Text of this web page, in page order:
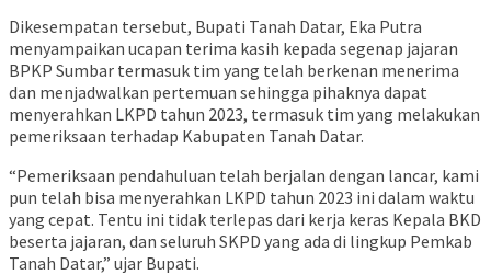
Dikesempatan tersebut, Bupati Tanah Datar, Eka Putra
menyampaikan ucapan terima kasih kepada segenap jajaran
BPKP Sumbar termasuk tim yang telah berkenan menerima
dan menjadwalkan pertemuan sehingga pihaknya dapat
menyerahkan LKPD tahun 2023, termasuk tim yang melakukan
pemeriksaan terhadap Kabupaten Tanah Datar.
“Pemeriksaan pendahuluan telah berjalan dengan lancar, kami
pun telah bisa menyerahkan LKPD tahun 2023 ini dalam waktu
yang cepat. Tentu ini tidak terlepas dari kerja keras Kepala BKD
beserta jajaran, dan seluruh SKPD yang ada di lingkup Pemkab
Tanah Datar,” ujar Bupati.